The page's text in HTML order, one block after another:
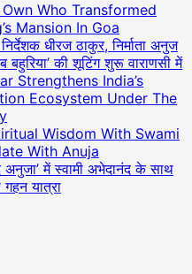
Who Transformed
Mansion In Goa
धीरज ठाकुर, निर्माता अनुज
की शूटिंग शुरू वाराणसी में
Strengthens India’s
Ecosystem Under The
Wisdom With Swami
With Anuja
में स्वामी अभेदानंद के साथ
यात्रा